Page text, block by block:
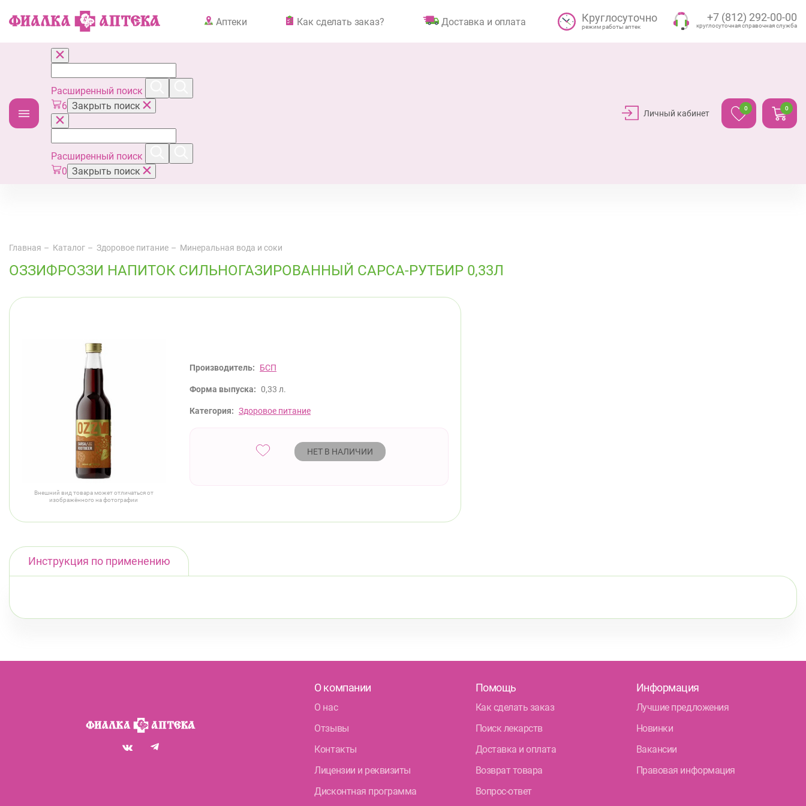
Аптеки Как сделать заказ? Доставка и оплата Круглосуточно
режим работы аптек
+7 (812) 292-00-00
круглосуточная справочная служба
Расширенный поиск
6 Закрыть поиск
Расширенный поиск
0 Закрыть поиск
Личный кабинет
0 0
Главная Каталог Здоровое питание Минеральная вода и соки
ОЗЗИФРОЗЗИ НАПИТОК СИЛЬНОГАЗИРОВАННЫЙ САРСА-РУТБИР 0,33Л
Внешний вид товара может отличаться от
изображённого на фотографии
Производитель: БСП
Форма выпуска: 0,33 л.
Категория: Здоровое питание
НЕТ В НАЛИЧИИ
Инструкция по применению
О компании
О нас
Отзывы
Контакты
Лицензии и реквизиты
Дисконтная программа
Помощь
Как сделать заказ
Поиск лекарств
Доставка и оплата
Возврат товара
Вопрос-ответ
Информация
Лучшие предложения
Новинки
Вакансии
Правовая информация